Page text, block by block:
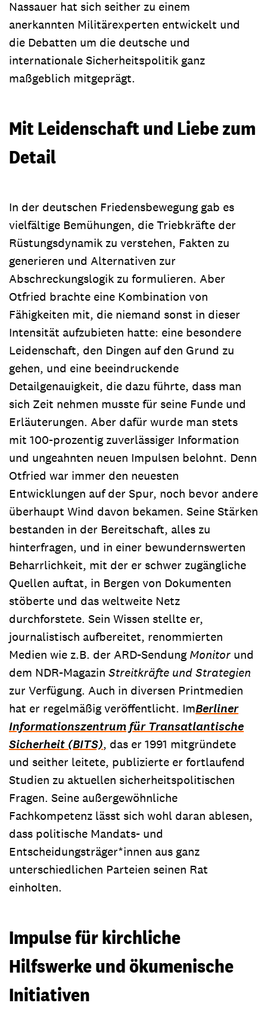
Nassauer hat sich seither zu einem
anerkannten Militärexperten entwickelt und
die Debatten um die deutsche und
internationale Sicherheitspolitik ganz
maßgeblich mitgeprägt.
Mit Leidenschaft und Liebe zum
Detail
In der deutschen Friedensbewegung gab es
vielfältige Bemühungen, die Triebkräfte der
Rüstungsdynamik zu verstehen, Fakten zu
generieren und Alternativen zur
Abschreckungslogik zu formulieren. Aber
Otfried brachte eine Kombination von
Fähigkeiten mit, die niemand sonst in dieser
Intensität aufzubieten hatte: eine besondere
Leidenschaft, den Dingen auf den Grund zu
gehen, und eine beeindruckende
Detailgenauigkeit, die dazu führte, dass man
sich Zeit nehmen musste für seine Funde und
Erläuterungen. Aber dafür wurde man stets
mit 100-prozentig zuverlässiger Information
und ungeahnten neuen Impulsen belohnt. Denn
Otfried war immer den neuesten
Entwicklungen auf der Spur, noch bevor andere
überhaupt Wind davon bekamen. Seine Stärken
bestanden in der Bereitschaft, alles zu
hinterfragen, und in einer bewundernswerten
Beharrlichkeit, mit der er schwer zugängliche
Quellen auftat, in Bergen von Dokumenten
stöberte und das weltweite Netz
durchforstete. Sein Wissen stellte er,
journalistisch aufbereitet, renommierten
Medien wie z.B. der ARD-Sendung Monitor und
dem NDR-Magazin Streitkräfte und Strategien
zur Verfügung. Auch in diversen Printmedien
hat er regelmäßig veröffentlicht. ImBerliner
Informationszentrum für Transatlantische
Sicherheit (BITS), das er 1991 mitgründete
und seither leitete, publizierte er fortlaufend
Studien zu aktuellen sicherheitspolitischen
Fragen. Seine außergewöhnliche
Fachkompetenz lässt sich wohl daran ablesen,
dass politische Mandats- und
Entscheidungsträger*innen aus ganz
unterschiedlichen Parteien seinen Rat
einholten.
Impulse für kirchliche
Hilfswerke und ökumenische
Initiativen